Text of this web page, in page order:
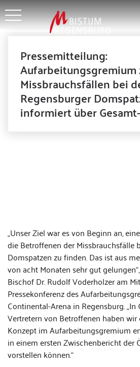
Pressemitteilung:
Aufarbeitungsgremium
Missbrauchsfällen bei
Regensburger
informiert über
„Unser Ziel war es von Beginn an,
die Betroffenen der Missbrauchsfälle
Domspatzen zu finden. Das ist aus
von acht Monaten sehr gut
Bischof Dr. Rudolf Voderholzer am
Pressekonferenz des
Continental-Arena in Regensburg.
Vertretern von Betroffenen haben wir
Konzept im Aufarbeitungsgremium
in einem ersten Zwischenbericht der
vorstellen können.“